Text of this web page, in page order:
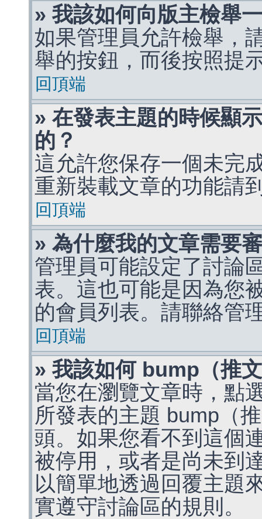
» 我該如何向版主檢舉
如果管理員允許檢舉，
舉的按鈕，而後按照提
回頂端
» 在發表主題的時候顯
的？
這允許您保存一個未完
重新裝載文章的功能請
回頂端
» 為什麼我的文章需要
管理員可能設定了討論
表。這也可能是因為您
的會員列表。請聯絡管
回頂端
» 我該如何 bump（推
當您在瀏覽文章時，點
所發表的主題 bump（
頭。如果您看不到這個
被停用，或者是尚未到
以簡單地透過回覆主題
實遵守討論區的規則。